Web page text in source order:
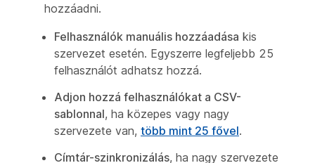
hozzáadni.
Felhasználók manuális hozzáadása kis
szervezet esetén. Egyszerre legfeljebb 25
felhasználót adhatsz hozzá.
Adjon hozzá felhasználókat a CSV-
sablonnal, ha közepes vagy nagy
szervezete van, több mint 25 fővel.
Címtár-szinkronizálás, ha nagy szervezete